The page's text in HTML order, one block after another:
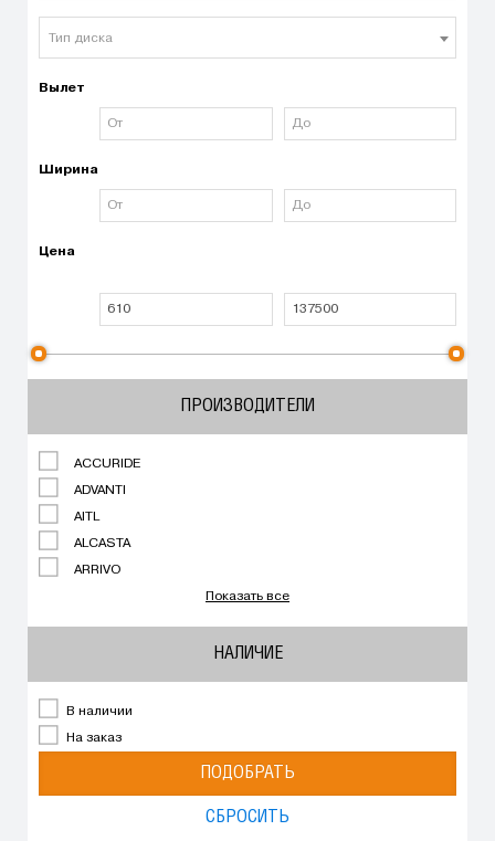
Тип диска
Вылет
Ширина
Цена
ПРОИЗВОДИТЕЛИ
ACCURIDE
ADVANTI
AITL
ALCASTA
ARRIVO
Показать все
НАЛИЧИЕ
В наличии
На заказ
ПОДОБРАТЬ
СБРОСИТЬ